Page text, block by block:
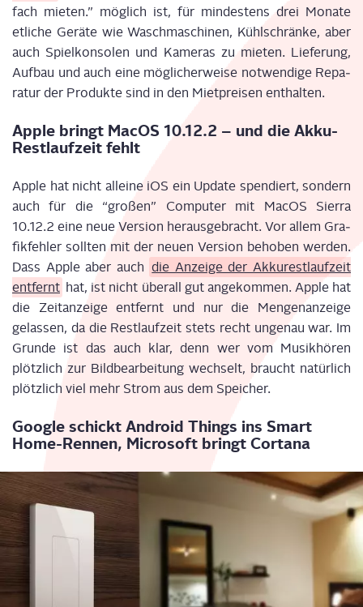
fach mie­ten.” mög­lich ist, für min­des­tens drei Mona­te
etli­che Gerä­te wie Wasch­ma­schi­nen, Kühl­schrän­ke, aber
auch Spiel­kon­so­len und Kame­ras zu mie­ten. Lie­fe­rung,
Auf­bau und auch eine mög­li­cher­wei­se not­wen­di­ge Repa­
ra­tur der Pro­duk­te sind in den Miet­prei­sen enthalten.
Apple bringt MacOS 10.12.2 – und die Akku-
Rest­lauf­zeit fehlt
Apple hat nicht allei­ne iOS ein Update spen­diert, son­dern
auch für die “gro­ßen” Com­pu­ter mit MacOS Sier­ra
10.12.2 eine neue Ver­si­on her­aus­ge­bracht. Vor allem Gra­
fik­feh­ler soll­ten mit der neu­en Ver­si­on beho­ben wer­den.
Dass Apple aber auch die Anzei­ge der Akku­rest­lauf­zeit
ent­fernt hat, ist nicht über­all gut ange­kom­men. Apple hat
die Zeit­an­zei­ge ent­fernt und nur die Men­gen­an­zei­ge
gelas­sen, da die Rest­lauf­zeit stets recht unge­nau war. Im
Grun­de ist das auch klar, denn wer vom Musik­hö­ren
plötz­lich zur Bild­be­ar­bei­tung wech­selt, braucht natür­lich
plötz­lich viel mehr Strom aus dem Speicher.
Goog­le schickt Android Things ins Smart
Home-Ren­nen, Micro­soft bringt Cortana